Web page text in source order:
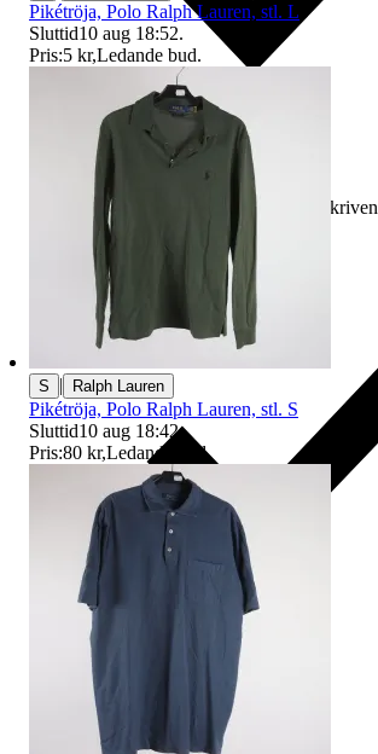
Ersättning om varan inte är som beskriven
Ersättning om du inte får din vara
Pikétröja, Polo Ralph Lauren, stl. L
Sluttid10 aug 18:52.
Pris:5 kr,Ledande bud.
S | Ralph Lauren
Pikétröja, Polo Ralph Lauren, stl. S
Sluttid10 aug 18:42.
Pris:80 kr,Ledande bud.